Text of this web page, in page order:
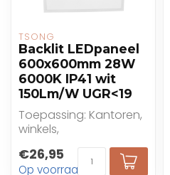
TSONG
Backlit LEDpaneel
600x600mm 28W
6000K IP41 wit
150Lm/W UGR<19
Toepassing: Kantoren,
winkels,
gezondheidszorg,
onderwijs
€26,95
Op voorraad